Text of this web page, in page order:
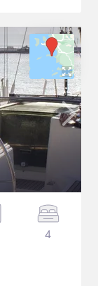
4